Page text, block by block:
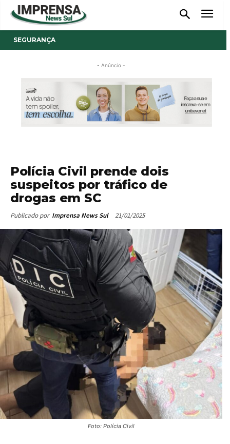
SEGURANÇA
- Anúncio -
Polícia Civil prende dois
suspeitos por tráfico de
drogas em SC
Publicado por Imprensa News Sul 21/01/2025
Foto: Polícia Civil